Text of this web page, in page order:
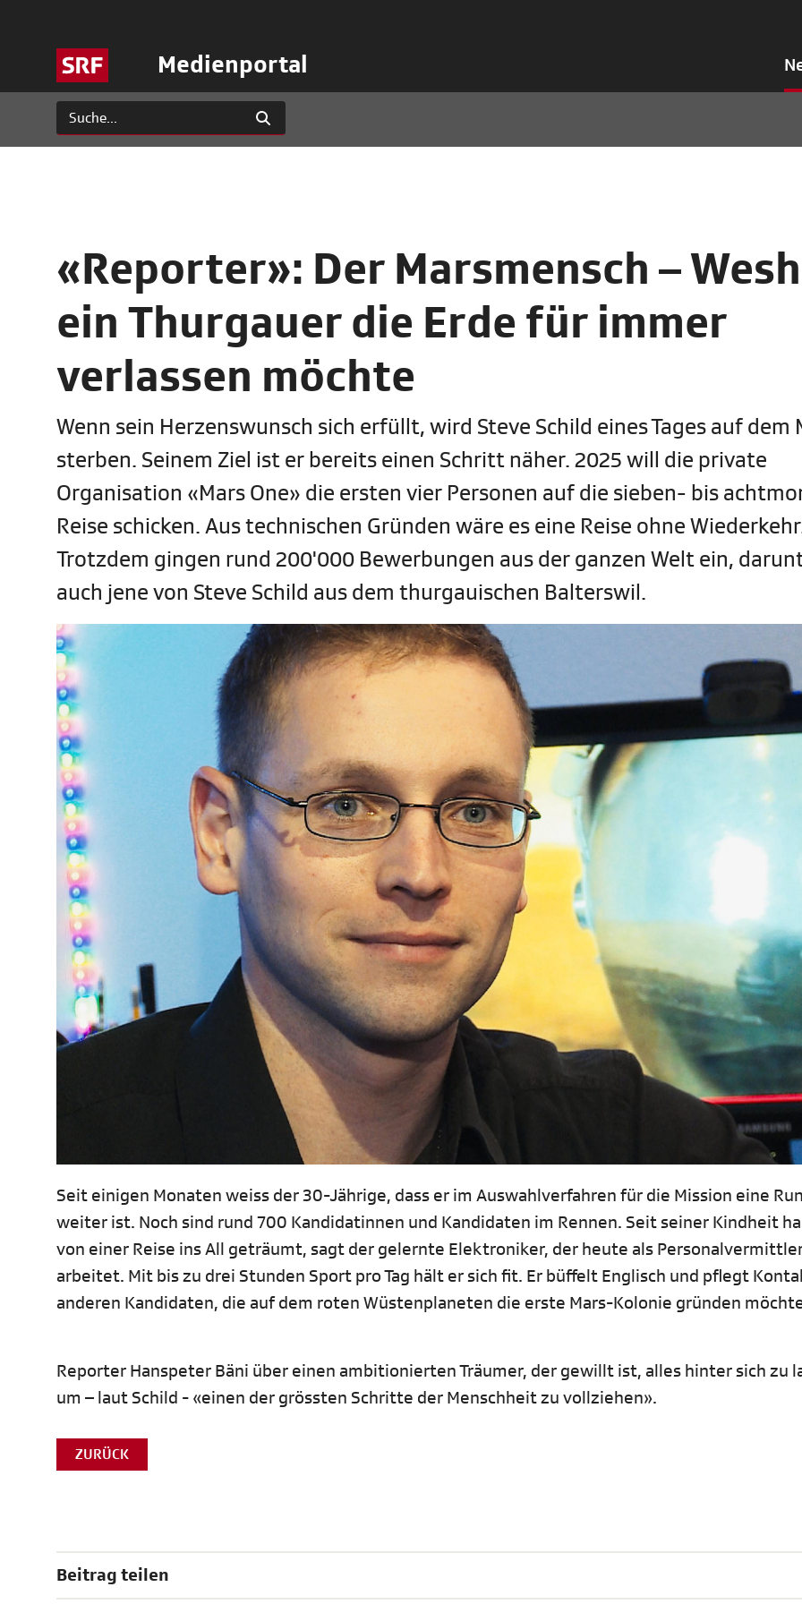
Medienportal
«Reporter»: Der Marsmensch –
ein Thurgauer die Erde für immer
verlassen möchte
Wenn sein Herzenswunsch sich erfüllt, wird Steve Schild eines Tages auf dem
sterben. Seinem Ziel ist er bereits einen Schritt näher. 2025 will die private
Organisation «Mars One» die ersten vier Personen auf die sieben- bis
Reise schicken. Aus technischen Gründen wäre es eine Reise ohne
Trotzdem gingen rund 200'000 Bewerbungen aus der ganzen Welt ein,
auch jene von Steve Schild aus dem thurgauischen Balterswil.
Seit einigen Monaten weiss der 30-Jährige, dass er im Auswahlverfahren für die Mission eine
weiter ist. Noch sind rund 700 Kandidatinnen und Kandidaten im Rennen. Seit seiner Kindheit
von einer Reise ins All geträumt, sagt der gelernte Elektroniker, der heute als
arbeitet. Mit bis zu drei Stunden Sport pro Tag hält er sich fit. Er büffelt Englisch und pflegt
anderen Kandidaten, die auf dem roten Wüstenplaneten die erste Mars-Kolonie gründen
Reporter Hanspeter Bäni über einen ambitionierten Träumer, der gewillt ist, alles hinter sich zu
um – laut Schild - «einen der grössten Schritte der Menschheit zu vollziehen».
ZURÜCK
Beitrag teilen